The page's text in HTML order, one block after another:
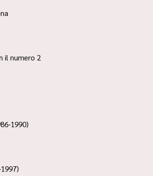
il numero 2
1990)